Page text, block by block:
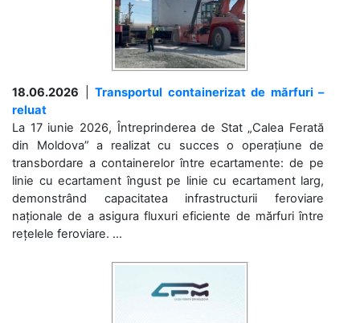
18.06.2026
Transportul containerizat de mărfuri –
reluat
La 17 iunie 2026, Întreprinderea de Stat „Calea Ferată
din Moldova” a realizat cu succes o operațiune de
transbordare a containerelor între ecartamente: de pe
linie cu ecartament îngust pe linie cu ecartament larg,
demonstrând capacitatea infrastructurii feroviare
naționale de a asigura fluxuri eficiente de mărfuri între
rețelele feroviare. ...